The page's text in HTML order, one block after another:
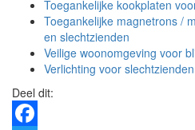
Toegankelijke kookplaten
Toegankelijke magnetrons /
en slechtzienden
Veilige woonomgeving voor
Verlichting voor slechtzienden
Deel dit: